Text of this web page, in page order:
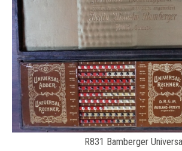
R831 Bamberger Universal